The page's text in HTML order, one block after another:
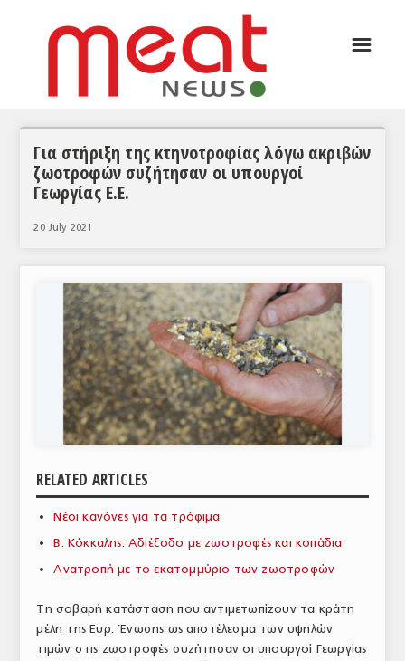
ΣΥΝΕΝΤΕΥΞΕΙΣ
ΚΟΣΜΟΣ
ΕΙΔΗΣΕΙΣ
ΕΥΡΩΠΑΪΚΕΣ ΑΠΟΦΑΣΕΙΣ
ΘΕΜΑΤΑ
ΑΝΑΛΥΣΕΙΣ
ΣΦΑΓΕΙΑ
ΠΡΩΤΕΣ ΥΛΕΣ
ΕΞΟΠΛΙΣΜΟΣ
ΥΠΗΡΕΣΙΕΣ
☰
Για στήριξη της κτηνοτροφίας λόγω ακριβών
ζωοτροφών συζήτησαν οι υπουργοί
Γεωργίας Ε.Ε.
20 July 2021
RELATED ARTICLES
Νέοι κανόνες για τα τρόφιμα
Β. Κόκκαλης: Αδιέξοδο με ζωοτροφές και κοπάδια
Ανατροπή με το εκατομμύριο των ζωοτροφών
Τη σοβαρή κατάσταση που αντιμετωπίζουν τα κράτη
μέλη της Ευρ. Ένωσης ως αποτέλεσμα των υψηλών
τιμών στις ζωοτροφές συζήτησαν οι υπουργοί Γεωργίας